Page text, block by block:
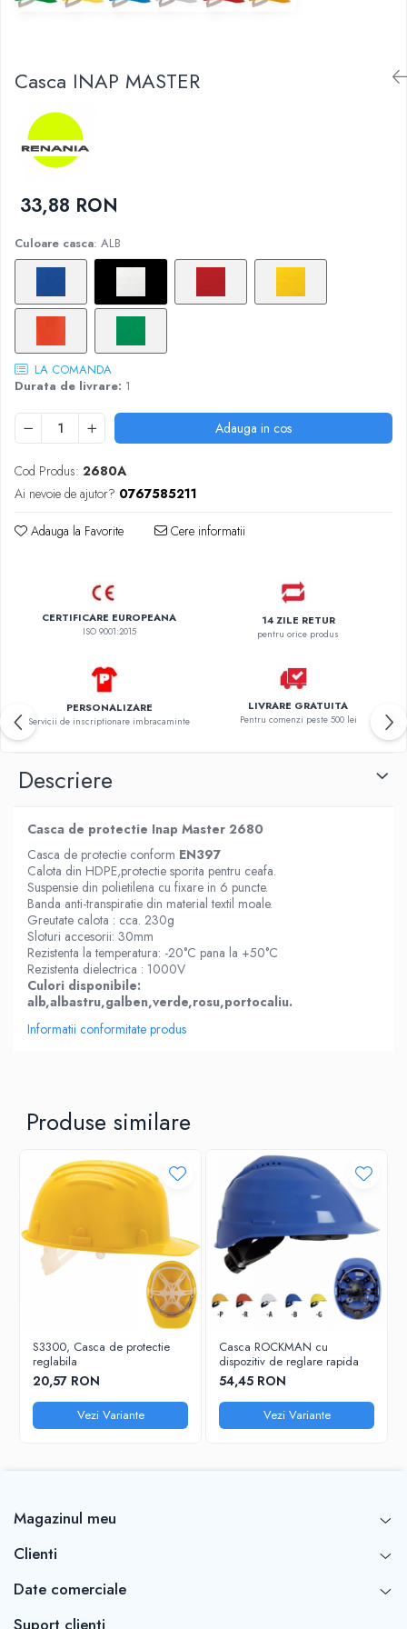
JACHETE VATUITE
INDUSTRIA ALIMENTARA
GENUNCHIERE
IMBRACAMINTE ANTICHIMICA |
CAMASI
FESURI, SEPCI, CAPISOANE
FLEECE
HANORACE
Casca INAP MASTER
33,88 RON
Culoare casca: ALB
LA COMANDA
Durata de livrare: 1
Adauga in cos
Cod Produs: 2680A
Ai nevoie de ajutor? 0767585211
Adauga la Favorite Cere informatii
CERTIFICARE EUROPEANA
ISO 9001:2015
14 ZILE RETUR
pentru orice produs
PERSONALIZARE
Servicii de inscriptionare imbracaminte
LIVRARE GRATUITA
Pentru comenzi peste 500 lei
Descriere
Casca de protectie Inap Master 2680
Casca de protectie conform EN397
Calota din HDPE,protectie sporita pentru ceafa.
Suspensie din polietilena cu fixare in 6 puncte.
Banda anti-transpiratie din material textil moale.
Greutate calota : cca. 230g
Sloturi accesorii: 30mm
Rezistenta la temperatura: -20°C pana la +50°C
Rezistenta dielectrica : 1000V
Culori disponibile:
alb,albastru,galben,verde,rosu,portocaliu.
Informatii conformitate produs
Produse similare
S3300, Casca de protectie
reglabila
20,57 RON
Vezi Variante
Casca ROCKMAN cu
dispozitiv de reglare rapida
54,45 RON
Vezi Variante
Magazinul meu
Clienti
Date comerciale